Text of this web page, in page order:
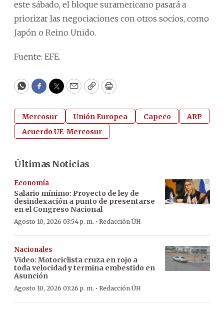
este sábado, el bloque suramericano pasará a
priorizar las negociaciones con otros socios, como
Japón o Reino Unido.
Fuente: EFE.
WhatsApp
Facebook
Twitter
EmailCopyPrint
Mercosur Unión Europea Capeco
ARP
Acuerdo UE-Mercosur
Últimas Noticias
Economía
Salario mínimo: Proyecto de ley de
desindexación a punto de presentarse
en el Congreso Nacional
Agosto 10, 2026 03:54 p. m. · Redacción ÚH
Nacionales
Video: Motociclista cruza en rojo a
toda velocidad y termina embestido en
Asunción
Agosto 10, 2026 03:26 p. m. · Redacción ÚH